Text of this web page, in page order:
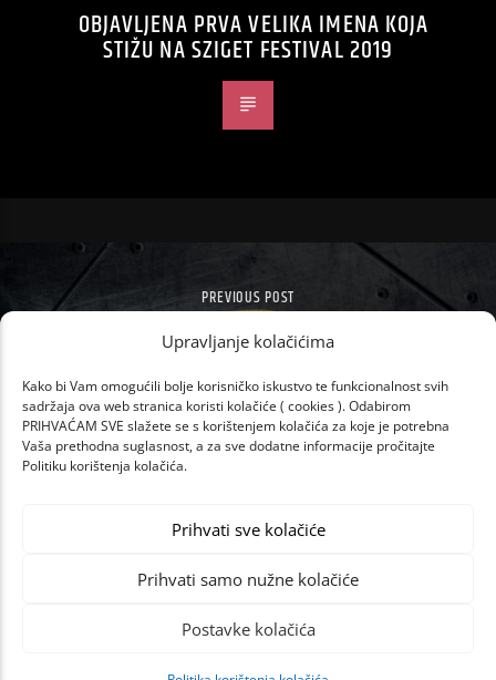
Upravljanje kolačićima
Kako bi Vam omogućili bolje korisničko iskustvo te funkcionalnost svih
sadržaja ova web stranica koristi kolačiće ( cookies ). Odabirom
PRIHVAĆAM SVE slažete se s korištenjem kolačića za koje je potrebna
Vaša prethodna suglasnost, a za sve dodatne informacije pročitajte
Politiku korištenja kolačića.
Prihvati sve kolačiće
Prihvati samo nužne kolačiće
Postavke kolačića
OBJAVLJENA PRVA VELIKA IMENA KOJA
STIŽU NA SZIGET FESTIVAL 2019
PREVIOUS POST
TVORNICA ŽELJA IDE U NOVU SEZONU!